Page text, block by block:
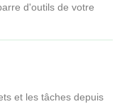
d'outils de votre
et les tâches depuis